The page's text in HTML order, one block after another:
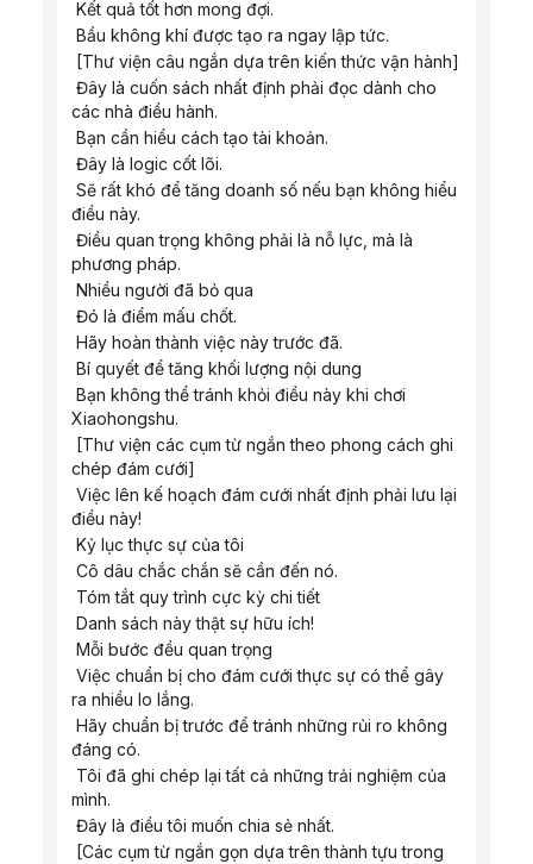
Kết quả tốt hơn mong đợi.
Bầu không khí được tạo ra ngay lập tức.
[Thư viện câu ngắn dựa trên kiến ​​thức vận hành]
các nhà điều hành.
Bạn cần hiểu cách tạo tài khoản.
Đây là logic cốt lõi.
điều này.
phương pháp.
Nhiều người đã bỏ qua
Đó là điểm mấu chốt.
Hãy hoàn thành việc này trước đã.
Bí quyết để tăng khối lượng nội dung
Xiaohongshu.
chép đám cưới]
điều này!
Kỷ lục thực sự của tôi
Cô dâu chắc chắn sẽ cần đến nó.
Tóm tắt quy trình cực kỳ chi tiết
Danh sách này thật sự hữu ích!
Mỗi bước đều quan trọng
ra nhiều lo lắng.
đáng có.
mình.
Đây là điều tôi muốn chia sẻ nhất.